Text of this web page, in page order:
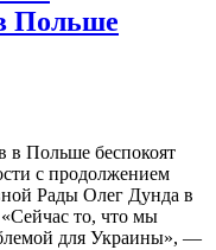
Польше
в Польше беспокоят
с продолжением
Рады Олег Дунда в
то, что мы
для Украины», —